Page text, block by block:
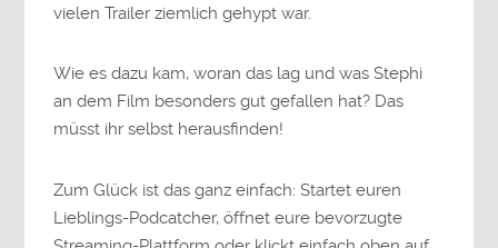
vielenTrailerziemlichgehyptwar.
Wieesdazu kam,worandas lag undwasStephi
andem Film besondersgutgefallen hat? Das
müsst ihrselbst herausfinden!
ZumGlück istdasganzeinfach:Starteteuren
Lieblings-Podcatcher,öffneteure bevorzugte